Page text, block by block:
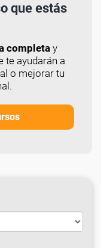
que estás
completay
te ayudarán a
o mejorar tu